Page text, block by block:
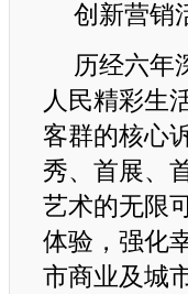
创新营销
历经六年
人民精彩生
客群的核心
秀、首展、
艺术的无限
体验，强化
市商业及城